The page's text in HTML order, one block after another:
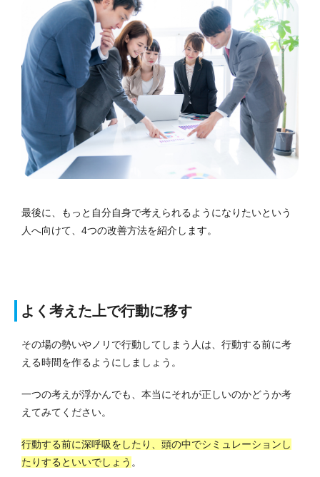
最後に、もっと自分自身で考えられるようになりたいという
人へ向けて、4つの改善方法を紹介します。
よく考えた上で行動に移す
その場の勢いやノリで行動してしまう人は、行動する前に考
える時間を作るようにしましょう。
一つの考えが浮かんでも、本当にそれが正しいのかどうか考
えてみてください。
行動する前に深呼吸をしたり、頭の中でシミュレーションし
たりするといいでしょう 。